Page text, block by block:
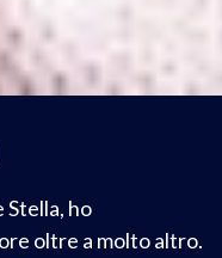
Stella, ho
oltre a molto altro.